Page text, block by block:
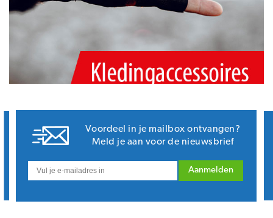
Voordeel in je mailbox ontvangen?
Meld je aan voor de nieuwsbrief
Aanmelden